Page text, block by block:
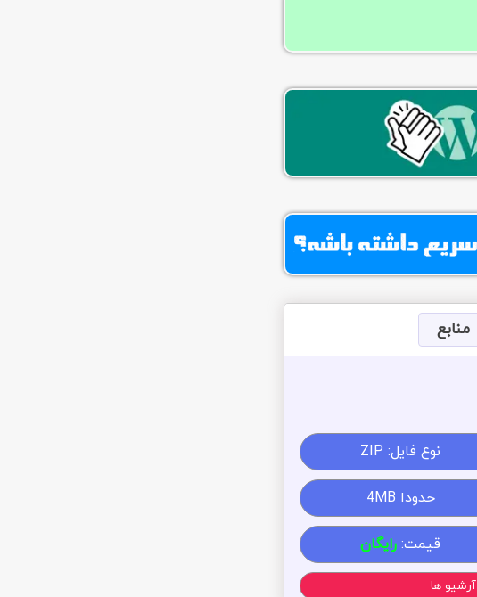
منابع
نوع فایل: ZIP
حدودا 4MB
قیمت: رایگان
آرشیو ها